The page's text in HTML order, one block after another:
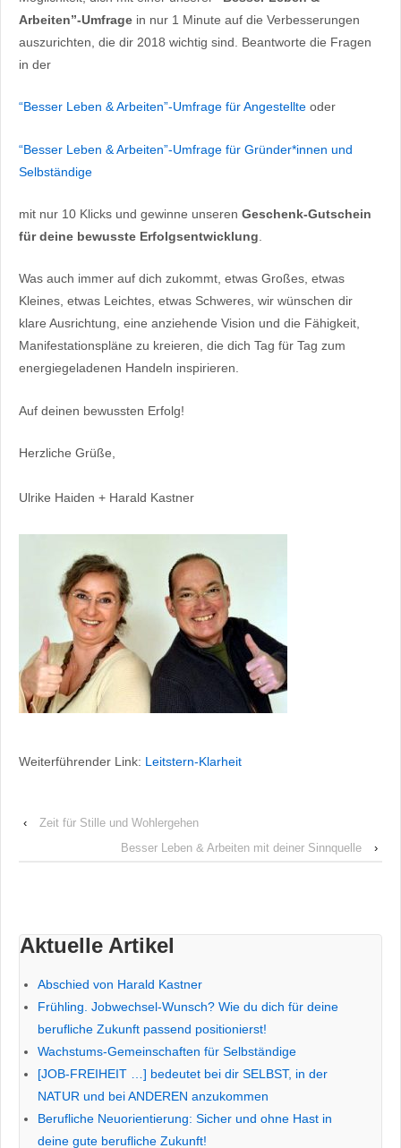
Arbeiten”-Umfrage in nur 1 Minute auf die Verbesserungen
auszurichten, die dir 2018 wichtig sind. Beantworte die Fragen
in der
“Besser Leben & Arbeiten”-Umfrage für Angestellte oder
“Besser Leben & Arbeiten”-Umfrage für Gründer*innen und
Selbständige
mit nur 10 Klicks und gewinne unseren Geschenk-Gutschein
für deine bewusste Erfolgsentwicklung
Was auch immer auf dich zukommt, etwas Großes, etwas
Kleines, etwas Leichtes, etwas Schweres, wir wünschen dir
klare Ausrichtung, eine anziehende Vision und die Fähigkeit,
Manifestationspläne zu kreieren, die dich Tag für Tag zum
energiegeladenen Handeln inspirieren.
Auf deinen bewussten Erfolg!
Herzliche Grüße,
Ulrike Haiden + Harald Kastner
Weiterführender Link: Leitstern-Klarheit
‹
Zeit für Stille und Wohlergehen
Besser Leben & Arbeiten mit deiner Sinnquelle
›
Aktuelle Artikel
Abschied von Harald Kastner
Frühling. Jobwechsel-Wunsch? Wie du dich für deine
berufliche Zukunft passend positionierst!
Wachstums-Gemeinschaften für Selbständige
[JOB-FREIHEIT …] bedeutet bei dir SELBST, in der
NATUR und bei ANDEREN anzukommen
Berufliche Neuorientierung: Sicher und ohne Hast in
deine gute berufliche Zukunft!